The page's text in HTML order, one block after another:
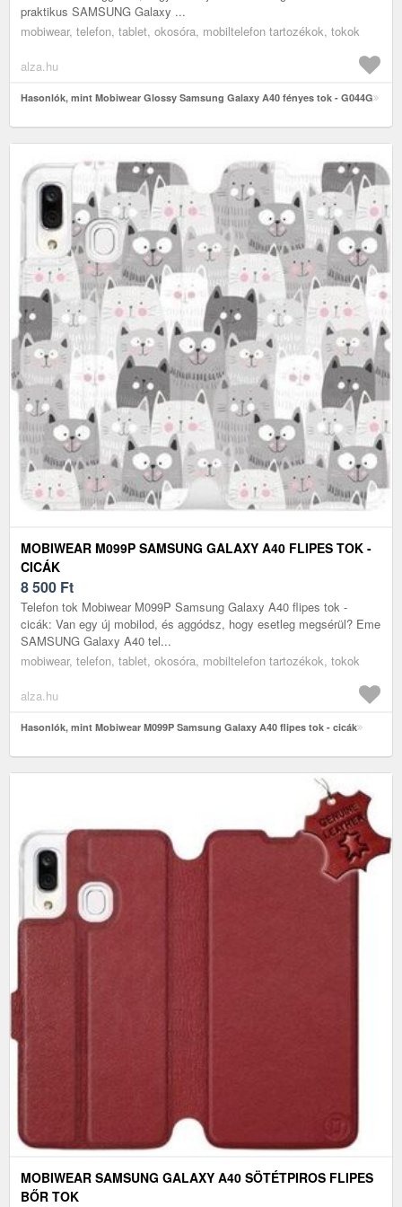
praktikus SAMSUNG Galaxy ...
mobiwear, telefon, tablet, okosóra, mobiltelefon tartozékok, tokok
alza.hu
Hasonlók, mint Mobiwear Glossy Samsung Galaxy A40 fényes tok - G044G
MOBIWEAR M099P SAMSUNG GALAXY A40 FLIPES TOK -
CICÁK
8 500 Ft
Telefon tok Mobiwear M099P Samsung Galaxy A40 flipes tok -
cicák: Van egy új mobilod, és aggódsz, hogy esetleg megsérül? Eme
SAMSUNG Galaxy A40 tel...
mobiwear, telefon, tablet, okosóra, mobiltelefon tartozékok, tokok
alza.hu
Hasonlók, mint Mobiwear M099P Samsung Galaxy A40 flipes tok - cicák
MOBIWEAR SAMSUNG GALAXY A40 SÖTÉTPIROS FLIPES
BŐR TOK